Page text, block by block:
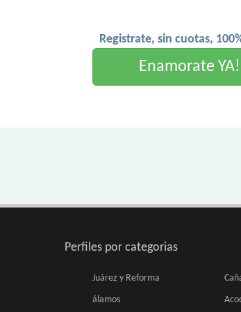
Registrate, sin cuotas,
Enamorate YA!
Perfiles por categorias
Juárez y Reforma
álamos